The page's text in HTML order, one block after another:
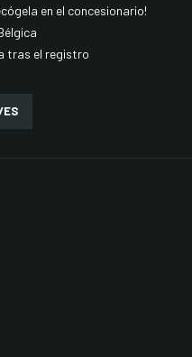
en el concesionario!
tras el registro
ES